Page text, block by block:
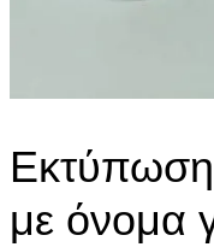
με όνομα